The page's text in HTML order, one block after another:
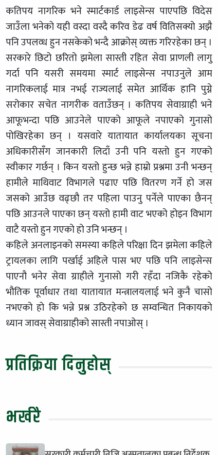
कतिपय नागरिक भने स्मार्टकार्ड लाइसेन्स पाएपछि विदेस
जाउँला भनेको यही वस्दा वस्दै करिव डेढ वर्ष वितिसक्यो अझै
पनि उपलव्ध हुन नसकेको भन्दै आक्रोस् व्यक्त गरिरहेका छन् ।
सरकारे छिटो छरितो झमेला सास्ती रहित सेवा प्राणली लागु
गर्दा पनि यसरी समयमा स्मार्ट लाइसेन्स नपाउनुले आम
नागरिकलाई मात्र नभई राज्यलाई समेत आर्थिक हानि पुग्ने
सरोकार सचेत नागरीक वताउँछन् । कतिपय सेवाग्राही भने
आफूभन्दा पछि आउनेले पाएको आफूले नपाएको गुनासो
पोखिरहेका छन् । यसवारे यातायात कार्यालयका सूचना
अधिकारीसँग जानकारी लिदाँ उनी पनि यस्तो हुन गएको
स्वीकार गर्छन् । किन यस्तो हुन्छ भन्ने हाम्रो प्रश्नमा उनी भन्छन्
हामीले माथिवाट विभागले पढाए पछि वितरण गर्ने हो जस
जसको आउँछ वढ्छौ तर पहिला पाउनु पर्नेले पाएका छैनन्
पछि आउनले पाएका छन् यस्तो हामी वाट भएको होइन विभाग
वाटै यस्तो हुन गएको हो उनि भन्छन् ।
कहिले अनलाइनको समस्या कहिले परिक्षा दिन झमेला कहिले
ट्रायलका लागि पर्खाई अहिले पास भए पछि पनि लाइसेन्स
पाएनौ भनेर सेवा ग्राहीले गुनासो गरी रहँदा नजिकै रहेको
भौतिक पूर्वाधार तथा यातायात मन्त्रालयलाई भने कुनै चासो
नभएको हो कि भन्ने प्रश्न उठिरहेको छ सम्वन्धित निकायको
ध्यान जावस् सेवाग्राहीको सास्ती नपाओस् ।
प्रतिक्रिया दिनुहोस्
भर्खरै